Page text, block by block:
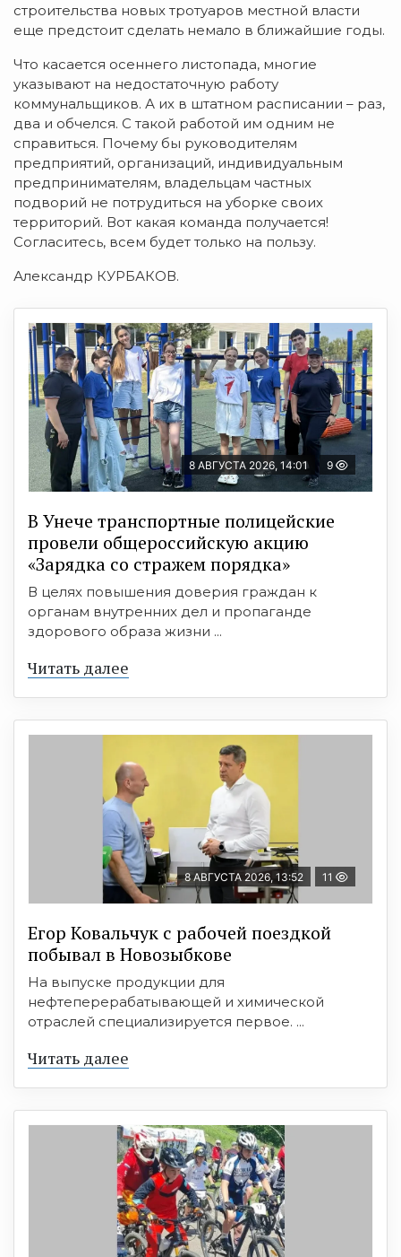
строительства новых тротуаров местной власти
еще предстоит сделать немало в ближайшие годы.
Что касается осеннего листопада, многие
указывают на недостаточную работу
коммунальщиков. А их в штатном расписании – раз,
два и обчелся. С такой работой им одним не
справиться. Почему бы руководителям
предприятий, организаций, индивидуальным
предпринимателям, владельцам частных
подворий не потрудиться на уборке своих
территорий. Вот какая команда получается!
Согласитесь, всем будет только на пользу.
Александр КУРБАКОВ.
8 АВГУСТА 2026, 14:01 9
В Унече транспортные полицейские
провели общероссийскую акцию
«Зарядка со стражем порядка»
В целях повышения доверия граждан к
органам внутренних дел и пропаганде
здорового образа жизни ...
Читать далее
8 АВГУСТА 2026, 13:52 11
Егор Ковальчук с рабочей поездкой
побывал в Новозыбкове
На выпуске продукции для
нефтеперерабатывающей и химической
отраслей специализируется первое. ...
Читать далее